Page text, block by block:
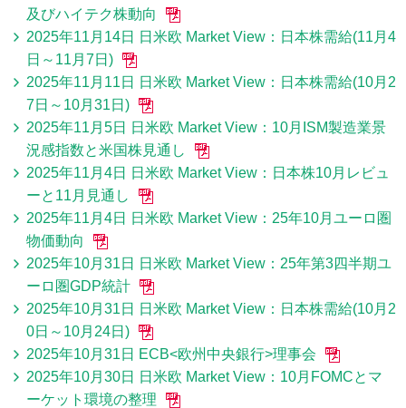
及びハイテク株動向
2025年11月14日 日米欧 Market View：日本株需給(11月4
日～11月7日)
2025年11月11日 日米欧 Market View：日本株需給(10月2
7日～10月31日)
2025年11月5日 日米欧 Market View：10月ISM製造業景
況感指数と米国株見通し
2025年11月4日 日米欧 Market View：日本株10月レビュ
ーと11月見通し
2025年11月4日 日米欧 Market View：25年10月ユーロ圏
物価動向
2025年10月31日 日米欧 Market View：25年第3四半期ユ
ーロ圏GDP統計
2025年10月31日 日米欧 Market View：日本株需給(10月2
0日～10月24日)
2025年10月31日 ECB<欧州中央銀行>理事会
2025年10月30日 日米欧 Market View：10月FOMCとマ
ーケット環境の整理